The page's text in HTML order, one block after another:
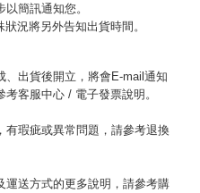
簡訊通知您。
況將另外告知出貨時間。
、出貨後開立，將會E-mail通知
考客服中心 / 電子發票說明。
有瑕疵或異常問題，請參考退換
運送方式的更多說明，請參考購